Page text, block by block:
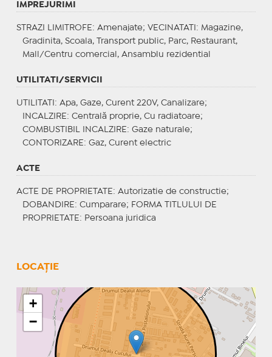
IMPREJURIMI
STRAZI LIMITROFE : Amenajate; VECINATATI : Magazine,
Gradinita, Scoala, Transport public, Parc, Restaurant,
Mall/Centru comercial, Ansamblu rezidential
UTILITATI/SERVICII
UTILITATI : Apa, Gaze, Curent 220V, Canalizare;
INCALZIRE : Centrală proprie, Cu radiatoare;
COMBUSTIBIL INCALZIRE : Gaze naturale;
CONTORIZARE : Gaz, Curent electric
ACTE
ACTE DE PROPRIETATE : Autorizatie de constructie;
DOBANDIRE : Cumparare; FORMA TITLULUI DE
PROPRIETATE : Persoana juridica
LOCAȚIE
+
−